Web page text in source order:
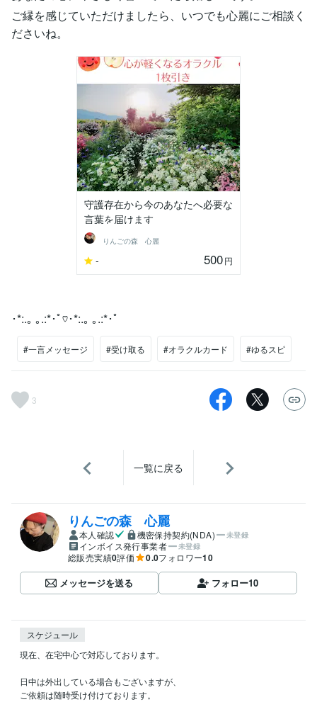
ご縁を感じていただけましたら、いつでも心麗にご相談く
ださいね。
守護存在から今のあなたへ必要な
言葉を届けます
りんごの森 心麗
- 500円
･*:.｡ ｡.:*･ﾟ♡･*:.｡ ｡.:*･ﾟ
#一言メッセージ #受け取る #オラクルカード #ゆるスピ
3
一覧に戻る
りんごの森 心麗
本人確認 機密保持契約(NDA) 未登録
インボイス発行事業者 未登録
総販売実績0評価 0.0フォロワー10
メッセージを送る フォロー10
スケジュール
現在、在宅中心で対応しております。
日中は外出している場合もございますが、
ご依頼は随時受け付けております。